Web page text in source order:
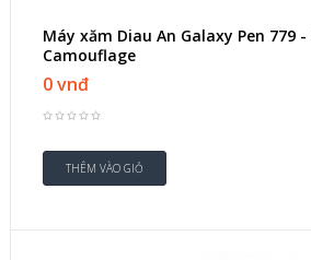
Máy xăm Diau An Galaxy Pen 779 -
Camouflage
0 vnđ